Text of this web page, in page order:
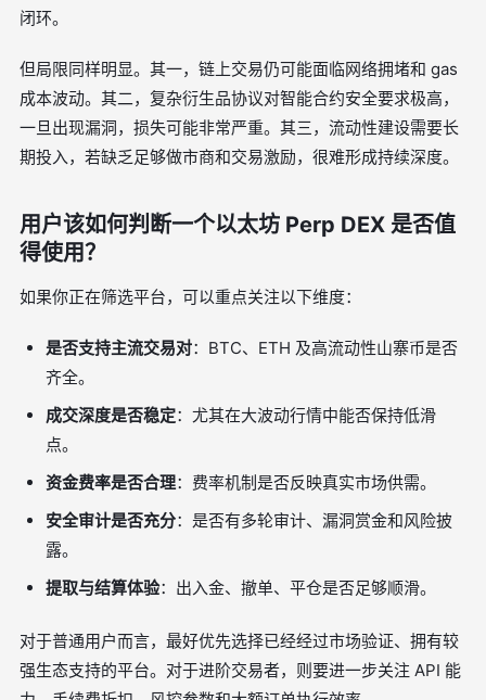
闭环。
但局限同样明显。其一，链上交易仍可能面临网络拥堵和 gas
成本波动。其二，复杂衍生品协议对智能合约安全要求极高，
一旦出现漏洞，损失可能非常严重。其三，流动性建设需要长
期投入，若缺乏足够做市商和交易激励，很难形成持续深度。
用户该如何判断一个以太坊 Perp DEX 是否值
得使用？
如果你正在筛选平台，可以重点关注以下维度：
是否支持主流交易对：BTC、ETH 及高流动性山寨币是否
齐全。
成交深度是否稳定：尤其在大波动行情中能否保持低滑
点。
资金费率是否合理：费率机制是否反映真实市场供需。
安全审计是否充分：是否有多轮审计、漏洞赏金和风险披
露。
提取与结算体验：出入金、撤单、平仓是否足够顺滑。
对于普通用户而言，最好优先选择已经经过市场验证、拥有较
强生态支持的平台。对于进阶交易者，则要进一步关注 API 能